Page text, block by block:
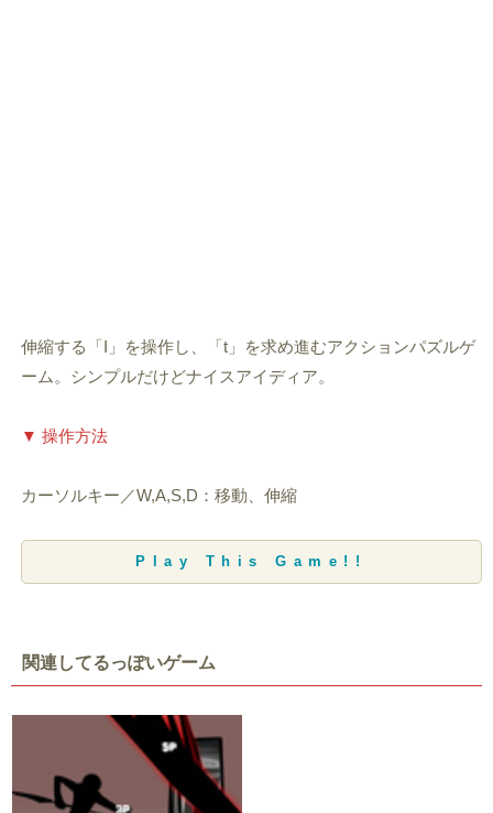
伸縮する「I」を操作し、「t」を求め進むアクションパズルゲ
ーム。シンプルだけどナイスアイディア。
▼ 操作方法
カーソルキー／W,A,S,D：移動、伸縮
Play This Game!!
関連してるっぽいゲーム